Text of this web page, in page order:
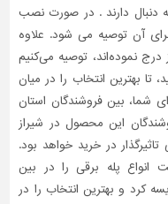
دنبال دارند . در صورت نصب
آن توصیه می شود. علاوه
نموده‌اند، توصیه می‌کنیم
تا بهترین انتخاب را در میان
شما، بین فروشندگان استان
این محصول در شیراز
در خرید خواهد بود.
پله برقی را در بین
کرد و بهترین انتخاب را در